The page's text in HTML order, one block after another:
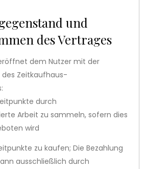
und
des Vertrages
dem Nutzer mit der
Zeitkaufhaus-
durch
Arbeit zu sammeln, sofern dies
wird
zu kaufen; Die Bezahlung
ausschließlich durch